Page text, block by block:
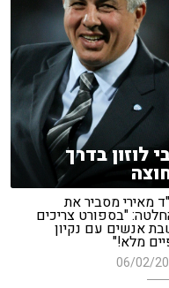
לוזון בדרך
מאירי מסביר את
"בספורט צריכים
אנשים עם נקיון
מלא!"
06/02/